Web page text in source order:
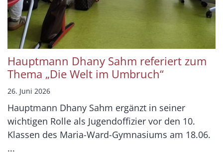
Hauptmann Dhany Sahm referiert zum
Thema „Die Welt im Umbruch“
26. Juni 2026
Hauptmann Dhany Sahm ergänzt in seiner
wichtigen Rolle als Jugendoffizier vor den 10.
Klassen des Maria-Ward-Gymnasiums am 18.06.
...